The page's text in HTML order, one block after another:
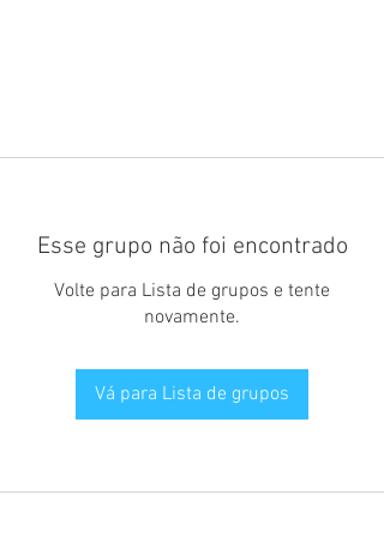
Esse grupo não foi encontrado
Volte para Lista de grupos e tente
novamente.
Vá para Lista de grupos